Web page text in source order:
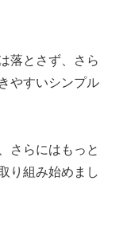
落とさず、さら
やすいシンプル
さらにはもっと
り組み始めまし